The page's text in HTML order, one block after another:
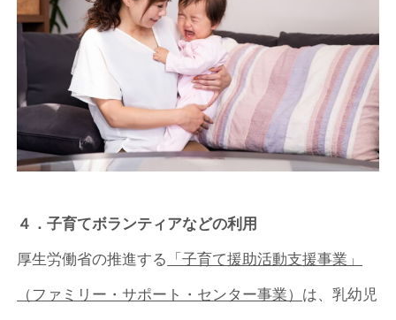
４．子育てボランティアなどの利用
厚生労働省の推進する 「子育て援助活動支援事業」
（ファミリー・サポート・センター事業） は、乳幼児